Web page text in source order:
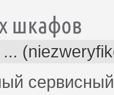
шкафов